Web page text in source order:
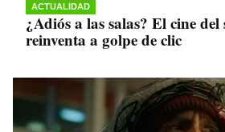
ACTUALIDAD
¿Adiós a las salas? El cine
reinventa a golpe de clic